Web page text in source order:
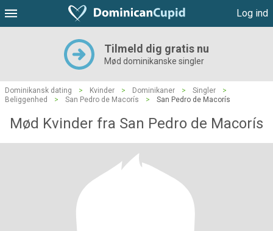
Log ind
Tilmeld dig gratis nu
Mød dominikanske singler
Dominikansk dating > Kvinder > Dominikaner > Singler
>
Beliggenhed
> San Pedro de Macorís > San Pedro de Macorís
Mød Kvinder fra San Pedro de Macorís